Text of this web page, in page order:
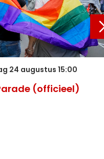
24 augustus 15:00
(officieel)